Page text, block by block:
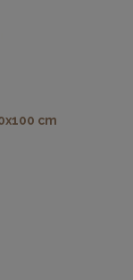
obrazów i
brązowych, z
cm